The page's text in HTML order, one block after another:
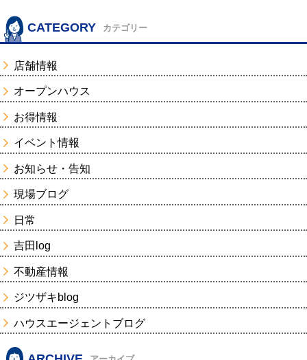
CATEGORY カテゴリー
店舗情報
オープンハウス
お得情報
イベント情報
お知らせ・告知
現場ブログ
日常
吉田log
不動産情報
ジツザキblog
ハウスエージェントブログ